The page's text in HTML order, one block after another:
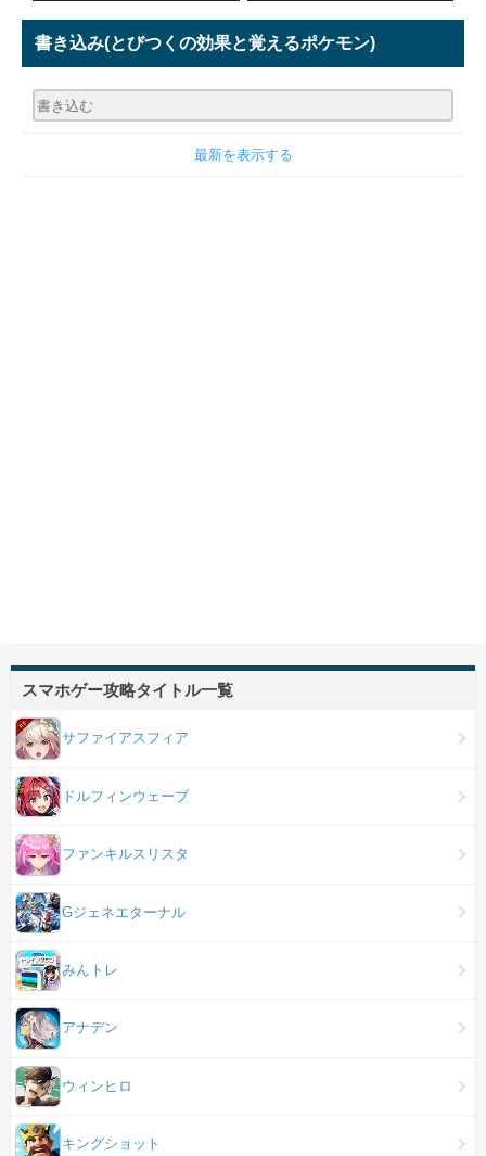
書き込み(とびつくの効果と覚えるポケモン)
最新を表示する
スマホゲー攻略タイトル一覧
サファイアスフィア
ドルフィンウェーブ
ファンキルスリスタ
Gジェネエターナル
みんトレ
アナデン
ウィンヒロ
キングショット